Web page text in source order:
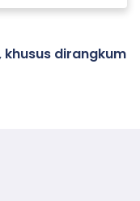
dirangkum